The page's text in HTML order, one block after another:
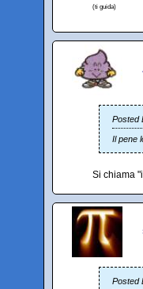
(ti guida)
Posted
Il pene
Si chiama
Posted